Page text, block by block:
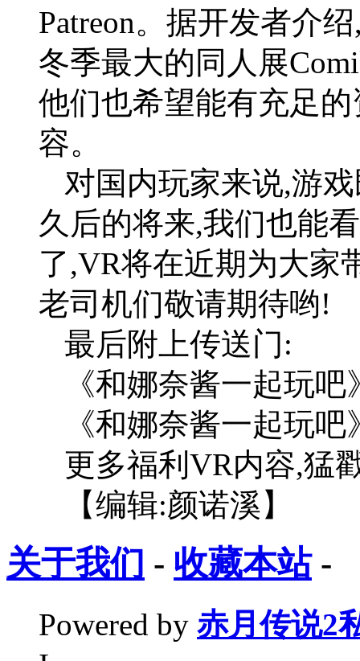
Patreon。据开发者介
冬季最大的同人展
他们也希望能有充足
容。
对国内玩家来说,游
久后的将来,我们也能
了,VR将在近期为大家
老司机们敬请期待哟!
最后附上传送门:
《和娜奈酱一起玩
《和娜奈酱一起玩
更多福利VR内容,猛
【编辑:颜诺溪】
关于我们 - 收藏本站-
Powered by 赤月传说2